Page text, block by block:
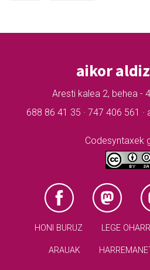
aikor
Aresti kalea 2, behea -
688 86 41 35 · 747 406 561
Codesyntaxek
HONI BURUZ LEGE
ARAUAK